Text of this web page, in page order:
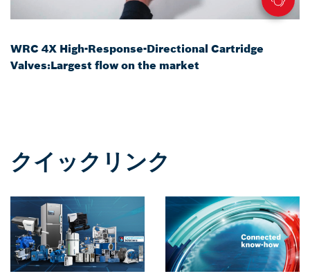
WRC 4X High-Response-Directional Cartridge
Valves:Largest flow on the market
クイックリンク